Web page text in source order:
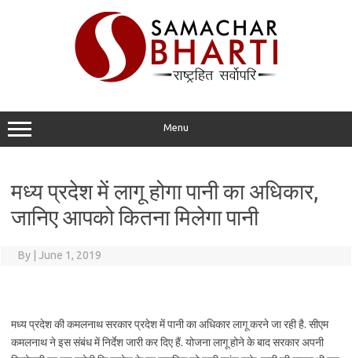
Menu
मध्य प्रदेश में लागू होगा पानी का अधिकार,
जानिए आपको कितना मिलेगा पानी
By June 1, 2019
मध्य प्रदेश की कमलनाथ सरकार प्रदेश में पानी का अधिकार लागू करने जा रही है. सीएम
कमलनाथ ने इस संबंध में निर्देश जारी कर दिए हैं. योजना लागू होने के बाद सरकार अपनी